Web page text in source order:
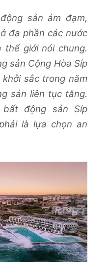
sản ảm đạm,
đa phần các nước
thế giới nói chung.
sản Cộng Hòa Síp
sắc trong năm
sản liên tục tăng.
động sản Síp
là lựa chọn an